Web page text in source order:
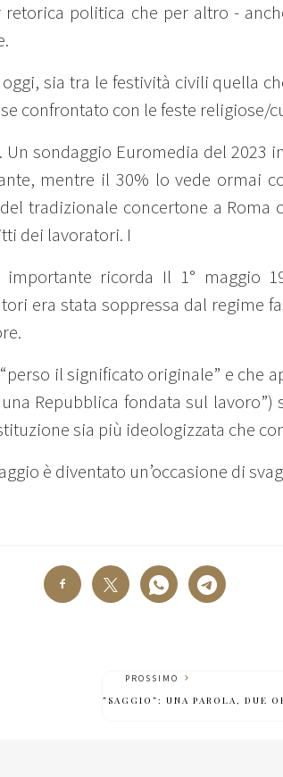
politica che per altro -
sia tra le festività civili quella
confrontato con le feste religiose/
sondaggio Euromedia del 2023
mentre il 30% lo vede ormai
tradizionale concertone a Roma
dei lavoratori. I
importante ricorda Il 1° maggio
era stata soppressa dal regime
il significato originale” e che
Repubblica fondata sul
sia più ideologizzata che
è diventato un’occasione di
PROSSIMO
”SAGGIO”: UNA PAROLA, DUE